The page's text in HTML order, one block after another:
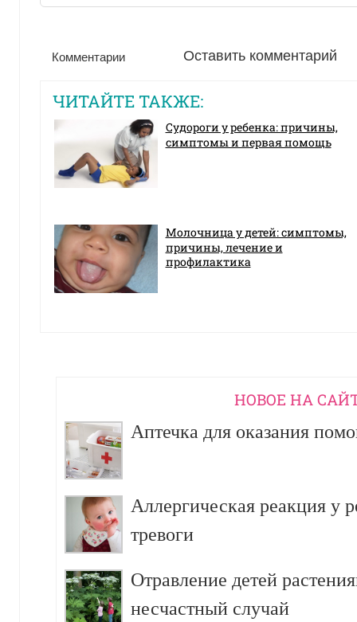
Комментарии Оставить комментарий
ЧИТАЙТЕ ТАКЖЕ:
Судороги у ребенка: причины,
симптомы и первая помощь
Молочница у детей: симптомы,
причины, лечение и
профилактика
НОВОЕ НА
Аптечка для оказания
Аллергическая реакция у
тревоги
Отравление детей
несчастный случай